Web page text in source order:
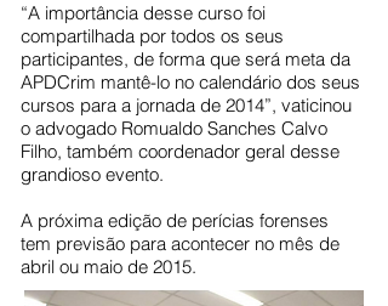
“A importância desse curso foi
compartilhada por todos os seus
participantes, de forma que será meta da
APDCrim mantê-lo no calendário dos seus
cursos para a jornada de 2014”, vaticinou
o advogado Romualdo Sanches Calvo
Filho, também coordenador geral desse
grandioso evento.
A próxima edição de perícias forenses
tem previsão para acontecer no mês de
abril ou maio de 2015.